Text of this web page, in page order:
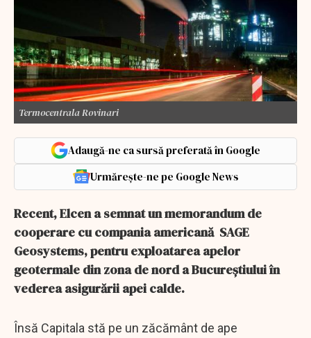
Termocentrala Rovinari
Adaugă-ne ca sursă preferată în Google
Urmărește-ne pe Google News
Recent, Elcen a semnat un memorandum de
cooperare cu compania americană SAGE
Geosystems, pentru exploatarea apelor
geotermale din zona de nord a Bucureștiului în
vederea asigurării apei calde.
Însă Capitala stă pe un zăcământ de ape